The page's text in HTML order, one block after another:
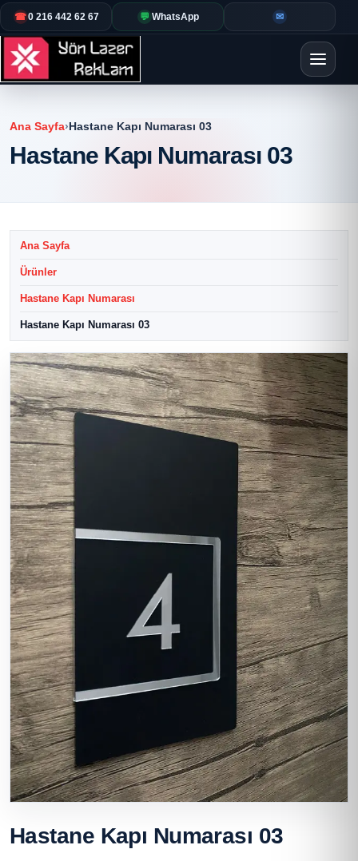
☎0 216 442 62 67 💬 WhatsApp ✉
Ana Sayfa›Hastane Kapı Numarası 03
Hastane Kapı Numarası 03
Ana Sayfa
Ürünler
Hastane Kapı Numarası
Hastane Kapı Numarası 03
Hastane Kapı Numarası 03